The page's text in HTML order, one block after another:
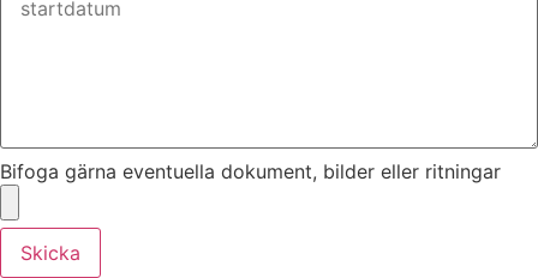
Bifoga gärna eventuella dokument, bilder eller ritningar
Skicka